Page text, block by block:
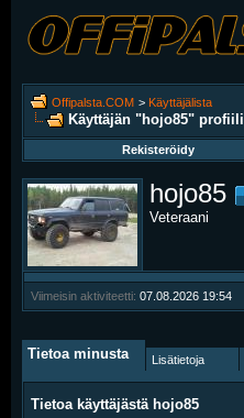
Offipalsta.COM > Käyttäjälista
Käyttäjän "hojo85" profiili
Rekisteröidy
hojo85
Veteraani
Viimeisin aktiviteetti: 07.08.2026 19:54
Tietoa minusta Lisätietoja
Tietoa käyttäjästä hojo85